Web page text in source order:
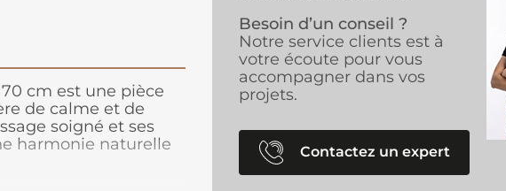
cm est une pièce
de calme et de
soigné et ses
harmonie naturelle
ajoutent une
Besoin d’un conseil ?
Notre service clients est à
votre écoute pour vous
accompagner dans vos
projets.
Contactez un expert